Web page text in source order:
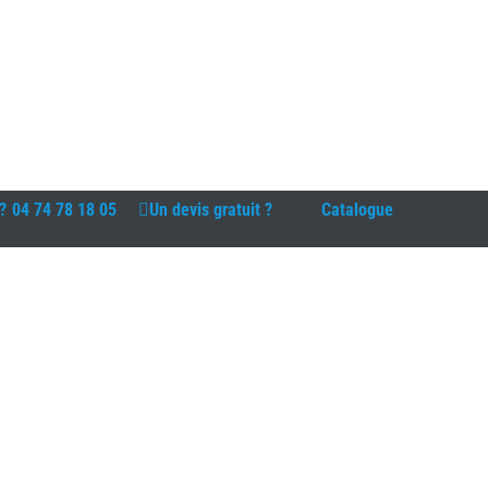
04 74 78 18 05 Un devis gratuit ? Catalogue